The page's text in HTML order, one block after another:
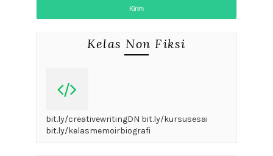
Kelas Non Fiksi
bit.ly/creativewritingDN bit.ly/kursusesai
bit.ly/kelasmemoirbiografi